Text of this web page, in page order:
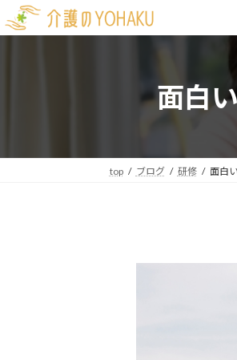
ン
ビ
面白
top ブログ 研修 面白